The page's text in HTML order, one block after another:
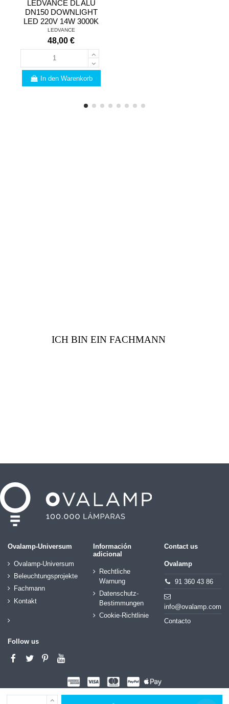
LEDVANCE DL ALU
DN150 DOWNLIGHT
LED 220V 14W 3000K
LEDVANCE
48,00 €
In den Warenkorb
ICH BIN EIN FACHMANN
Ovalamp-Universum
Ovalamp-Universum
Beleuchtungsprojekte
Fachmann
Kontakt
Información
adicional
Rechtliche
Warnung
Datenschutz-
Bestimmungen
Cookie-Richtlinie
Contact us
Ovalamp
91 360 43 86
info@ovalamp.com
Contacto
Follow us